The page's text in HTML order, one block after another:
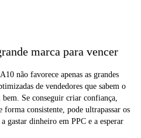
marca para vencer
não favorece apenas as grandes
de vendedores que sabem o
Se conseguir criar confiança,
consistente, pode ultrapassar os
gastar dinheiro em PPC e a esperar